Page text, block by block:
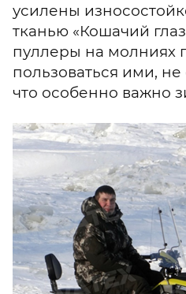
усилены
тканью «Кошачий
пуллеры на молниях
пользоваться ими,
что особенно важно